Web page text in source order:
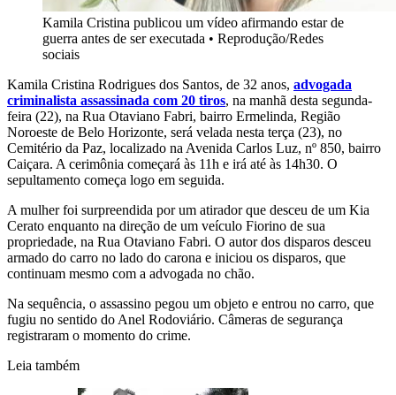
Kamila Cristina publicou um vídeo afirmando estar de
guerra antes de ser executada • Reprodução/Redes
sociais
Kamila Cristina Rodrigues dos Santos, de 32 anos, advogada
criminalista assassinada com 20 tiros, na manhã desta segunda-
feira (22), na Rua Otaviano Fabri, bairro Ermelinda, Região
Noroeste de Belo Horizonte, será velada nesta terça (23), no
Cemitério da Paz, localizado na Avenida Carlos Luz, nº 850, bairro
Caiçara. A cerimônia começará às 11h e irá até às 14h30. O
sepultamento começa logo em seguida.
A mulher foi surpreendida por um atirador que desceu de um Kia
Cerato enquanto na direção de um veículo Fiorino de sua
propriedade, na Rua Otaviano Fabri. O autor dos disparos desceu
armado do carro no lado do carona e iniciou os disparos, que
continuam mesmo com a advogada no chão.
Na sequência, o assassino pegou um objeto e entrou no carro, que
fugiu no sentido do Anel Rodoviário. Câmeras de segurança
registraram o momento do crime.
Leia também